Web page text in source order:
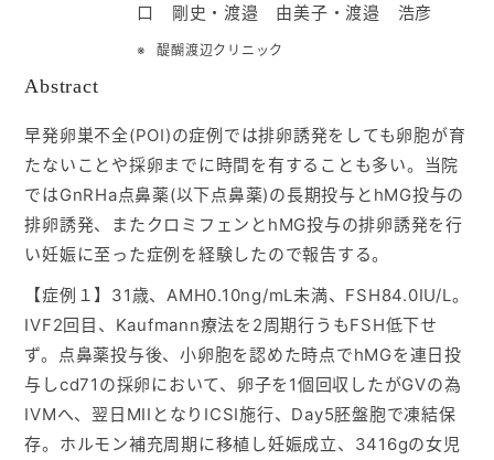
お問い合わせ
ログイン
口 剛史・渡邉 由美子・渡邉 浩彦
醍醐渡辺クリニック
Abstract
早発卵巣不全(POI)の症例では排卵誘発をしても卵胞が育
たないことや採卵までに時間を有することも多い。当院
ではGnRHa点鼻薬(以下点鼻薬)の長期投与とhMG投与の
排卵誘発、またクロミフェンとhMG投与の排卵誘発を行
い妊娠に至った症例を経験したので報告する。
【症例１】31歳、AMH0.10ng/mL未満、FSH84.0IU/L。
IVF2回目、Kaufmann療法を2周期行うもFSH低下せ
ず。点鼻薬投与後、小卵胞を認めた時点でhMGを連日投
与しcd71の採卵において、卵子を1個回収したがGVの為
IVMへ、翌日MIIとなりICSI施行、Day5胚盤胞で凍結保
存。ホルモン補充周期に移植し妊娠成立、3416gの女児